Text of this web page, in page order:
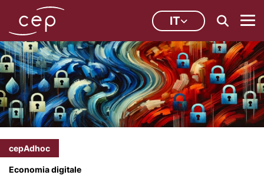
IT
cepAdhoc
Economia digitale